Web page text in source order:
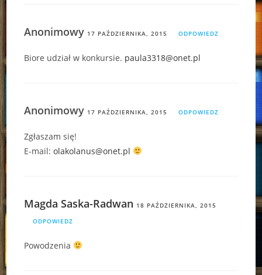
Anonimowy 17 PAŹDZIERNIKA, 2015 ODPOWIEDZ
Biore udział w konkursie. paula3318@onet.pl
Anonimowy 17 PAŹDZIERNIKA, 2015 ODPOWIEDZ
Zgłaszam się!
E-mail:olakolanus@onet.pl
Magda Saska-Radwan 18 PAŹDZIERNIKA, 2015
ODPOWIEDZ
Powodzenia